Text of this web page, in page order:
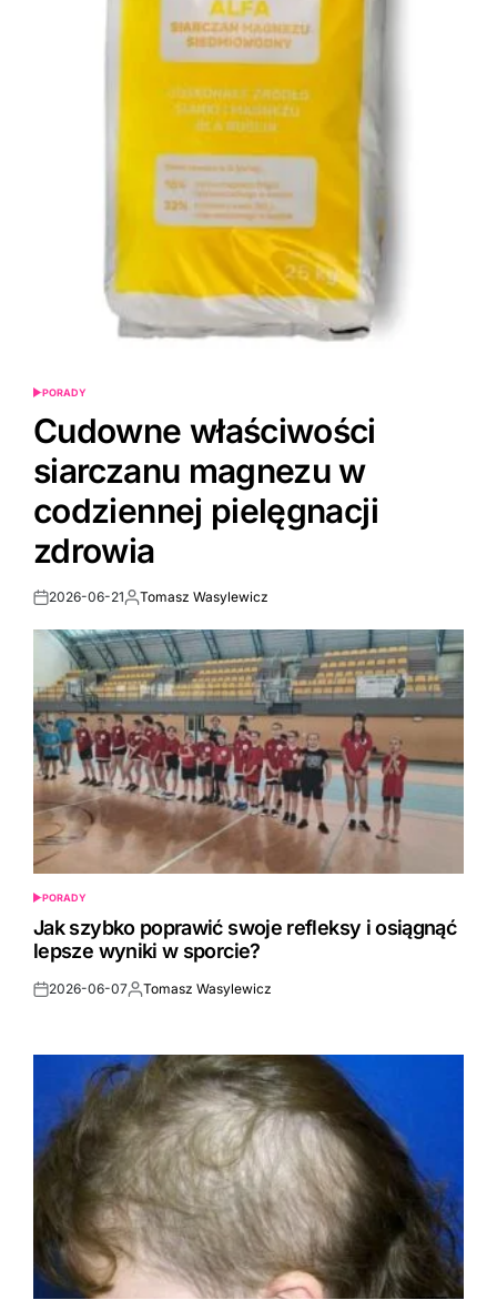
POSTED
PORADY
Cudowne właściwości
siarczanu magnezu w
codziennej pielęgnacji
zdrowia
Post2026-06-21By:Tomasz Wasylewicz
POSTED
IN
PORADY
Jak szybko poprawić swoje refleksy i osiągnąć
lepsze wyniki w sporcie?
Post2026-06-07By:Tomasz Wasylewicz